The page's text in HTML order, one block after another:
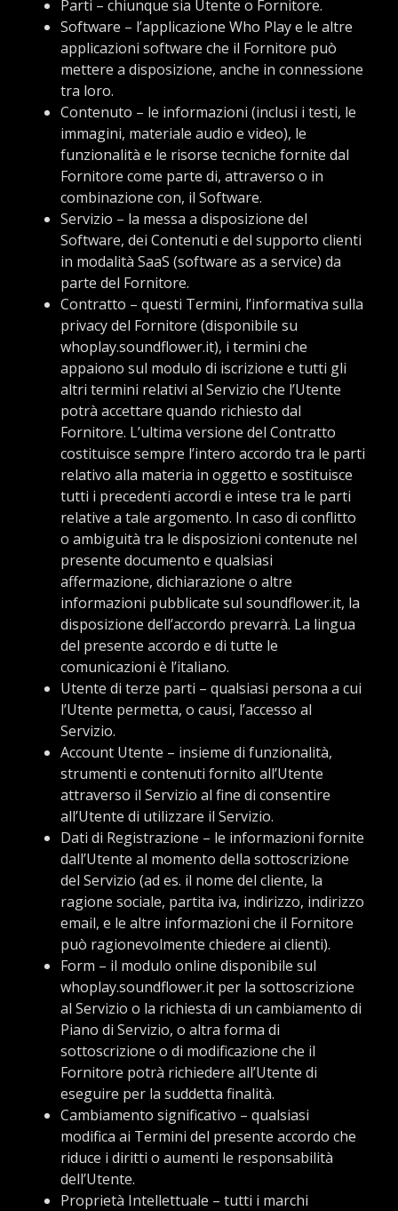
Parti – chiunque sia Utente o Fornitore.
Software – l’applicazione Who Play e le altre
applicazioni software che il Fornitore può
mettere a disposizione, anche in connessione
tra loro.
Contenuto – le informazioni (inclusi i testi, le
immagini, materiale audio e video), le
funzionalità e le risorse tecniche fornite dal
Fornitore come parte di, attraverso o in
combinazione con, il Software.
Servizio – la messa a disposizione del
Software, dei Contenuti e del supporto clienti
in modalità SaaS (software as a service) da
parte del Fornitore.
Contratto – questi Termini, l’informativa sulla
privacy del Fornitore (disponibile su
whoplay.soundflower.it), i termini che
appaiono sul modulo di iscrizione e tutti gli
altri termini relativi al Servizio che l’Utente
potrà accettare quando richiesto dal
Fornitore. L’ultima versione del Contratto
costituisce sempre l’intero accordo tra le parti
relativo alla materia in oggetto e sostituisce
tutti i precedenti accordi e intese tra le parti
relative a tale argomento. In caso di conflitto
o ambiguità tra le disposizioni contenute nel
presente documento e qualsiasi
affermazione, dichiarazione o altre
informazioni pubblicate sul soundflower.it, la
disposizione dell’accordo prevarrà. La lingua
del presente accordo e di tutte le
comunicazioni è l’italiano.
Utente di terze parti – qualsiasi persona a cui
l’Utente permetta, o causi, l’accesso al
Servizio.
Account Utente – insieme di funzionalità,
strumenti e contenuti fornito all’Utente
attraverso il Servizio al fine di consentire
all’Utente di utilizzare il Servizio.
Dati di Registrazione – le informazioni fornite
dall’Utente al momento della sottoscrizione
del Servizio (ad es. il nome del cliente, la
ragione sociale, partita iva, indirizzo, indirizzo
email, e le altre informazioni che il Fornitore
può ragionevolmente chiedere ai clienti).
Form – il modulo online disponibile sul
whoplay.soundflower.it per la sottoscrizione
al Servizio o la richiesta di un cambiamento di
Piano di Servizio, o altra forma di
sottoscrizione o di modificazione che il
Fornitore potrà richiedere all’Utente di
eseguire per la suddetta finalità.
Cambiamento significativo – qualsiasi
modifica ai Termini del presente accordo che
riduce i diritti o aumenti le responsabilità
dell’Utente.
Proprietà Intellettuale – tutti i marchi